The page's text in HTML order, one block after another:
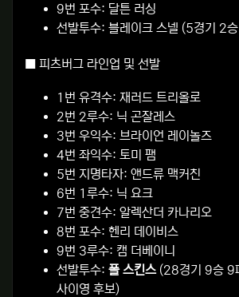
9번 포수: 달튼 러싱
선발투수: 블레이크 스넬 (5경기 2
■ 피츠버그 라인업 및 선발
1번 유격수: 재러드 트리올로
2번 2루수: 닉 곤잘레스
3번 우익수: 브라이언 레이놀즈
4번 좌익수: 토미 팸
5번 지명타자: 앤드류 맥커친
6번 1루수: 닉 요크
7번 중견수: 알렉산더 카나리오
8번 포수: 헨리 데이비스
9번 3루수: 캠 더베이니
선발투수: 폴 스킨스(28경기 9승 9
사이영 후보)